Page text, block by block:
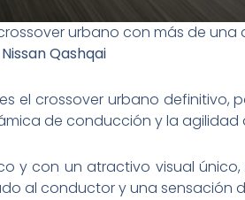
urbano con más de
Qashqai
el crossover urbano
de conducción y la
y con un atractivo visual
al conductor y una sensación